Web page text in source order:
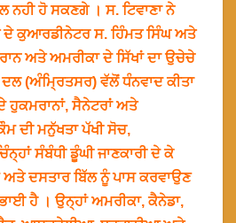
ਹੋ ਸਕਣਗੇ । ਸ. ਟਿਵਾਣਾ ਨੇ
ਦੇ ਕੁਆਰਡੀਨੇਟਰ ਸ. ਹਿੰਮਤ ਸਿੰਘ ਅਤੇ
ਅਤੇ ਅਮਰੀਕਾ ਦੇ ਸਿੱਖਾਂ ਦਾ ਉਚੇਚੇ
(ਅੰਮ੍ਰਿਤਸਰ) ਵੱਲੋਂ ਧੰਨਵਾਦ ਕੀਤਾ
ਹੁਕਮਰਾਨਾਂ, ਸੈਨੇਟਰਾਂ ਅਤੇ
ਦੀ ਮਨੁੱਖਤਾ ਪੱਖੀ ਸੋਚ,
ਸੰਬੰਧੀ ਡੂੰਘੀ ਜਾਣਕਾਰੀ ਦੇ ਕੇ
ਅਤੇ ਦਸਤਾਰ ਬਿੱਲ ਨੂੰ ਪਾਸ ਕਰਵਾਉਣ
ਹੈ । ਉਨ੍ਹਾਂ ਅਮਰੀਕਾ, ਕੈਨੇਡਾ,